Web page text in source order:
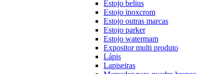
Estojo belius
Estojo inoxcrom
Estojo outras marcas
Estojo parker
Estojo watermam
Expositor multi produto
Lápis
Lapiseiras